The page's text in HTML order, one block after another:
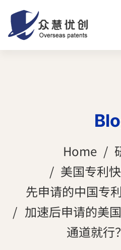
Home
美国专利
先申请的中国专
加速后申请的美
通道就行